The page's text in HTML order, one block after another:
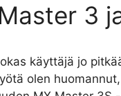
3
käyttäjä jo
olen